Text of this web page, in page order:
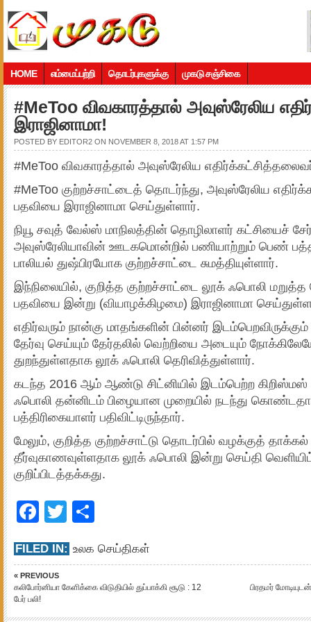
HOME எம்மைப்பற்றி தொடர்புகளுக்கு முகடு சஞ்சிகை
#MeToo விவகாரத்தால் அவுஸ்ரேலிய
இராஜினாமா!
POSTED BY EDITOR2 ON NOVEMBER 8, 2018 AT 1:57 PM
#MeToo விவகாரத்தால் அவுஸ்ரேலிய
#MeToo குற்றச்சாட்டைத் தொடர்ந்து, அவுஸ்ரேலிய
பதவியை இராஜினாமா செய்துள்ளார்.
நியூ சவுத் வேல்ஸ் மாநிலத்தின் தொழிலாளர் கட்சியைச்
அவுஸ்ரேலியாவின் ஊடகமொன்றில் பணியாற்றும் பெண்
பாலியல் துஷ்பிரயோக குற்றச்சாட்டை சுமத்தியுள்ளார்.
இந்நிலையில், குறித்த குற்றச்சாட்டை லூக் ஃபொலி
பதவியை இன்று (வியாழக்கிழமை) இராஜினாமா
எதிர்வரும் நான்கு மாதங்களின் பின்னர்
தேர்வு செய்யும் தேர்தலில் வெற்றியை அடையும்
துறந்துள்ளதாக லூக் ஃபொலி தெரிவித்துள்ளார்.
கடந்த 2016 ஆம் ஆண்டு சிட்னியில் இடம்பெற்ற
ஃபொலி தன்னிடம் பிழையான முறையில் நடந்து
பத்திரிகையாளர் பதிவிட்டிருந்தார்.
மேலும், குறித்த குற்றச்சாட்டு தொடர்பில் வழக்குத்
தீர்வுகாணவுள்ளதாக லூக் ஃபொலி இன்று செய்தி
குறிப்பிடத்தக்கது.
Facebook
Twitter
FILED IN: உலக செய்திகள்
« PREVIOUS
கலிபோர்னியா கேளிக்கை விடுதியில் துப்பாக்கி சூடு : 12
பேர் பலி!
பிரதமர்